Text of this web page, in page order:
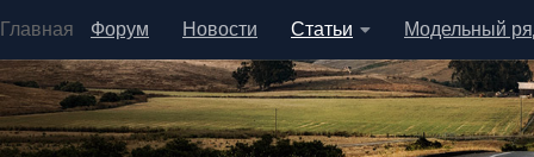
Главная Форум Новости Статьи Модельный